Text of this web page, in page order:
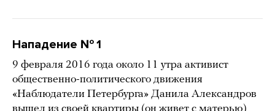
Нападение № 1
9 февраля 2016 года около 11 утра активист
общественно-политического движения
«Наблюдатели Петербурга» Данила Александров